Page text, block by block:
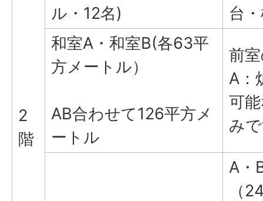
2
階
ル・12名)
台
和室A・和室B(各63平
方メートル）
AB合わせて126平方メ
ートル
前
A：
可
み
A・
（